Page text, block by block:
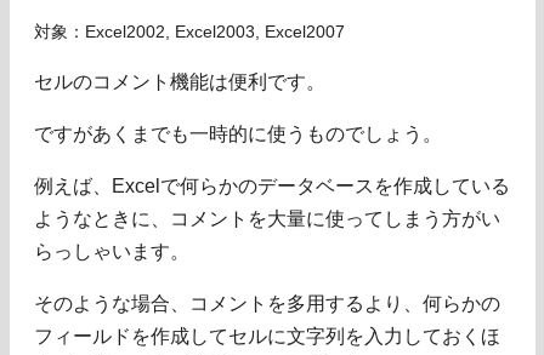
対象：Excel2002, Excel2003, Excel2007
セルのコメント機能は便利です。
ですがあくまでも一時的に使うものでしょう。
例えば、Excelで何らかのデータベースを作成している
ようなときに、コメントを大量に使ってしまう方がい
らっしゃいます。
そのような場合、コメントを多用するより、何らかの
フィールドを作成してセルに文字列を入力しておくほ